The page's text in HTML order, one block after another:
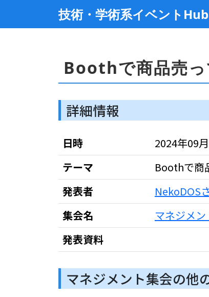
技術・学術系イベントHub
Boothで商品売っ
詳細情報
日時
2024年09
テーマ
Boothで商
発表者
NekoDOS
集会名
マネジメ
発表資料
マネジメント集会の他